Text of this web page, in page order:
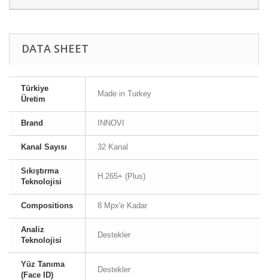
DATA SHEET
Türkiye
Üretim
Made in Turkey
Brand INNOVI
Kanal Sayısı 32 Kanal
Sıkıştırma
Teknolojisi
H.265+ (Plus)
Compositions 8 Mpx'e Kadar
Analiz
Teknolojisi
Destekler
Yüz Tanıma
(Face ID)
Destekler